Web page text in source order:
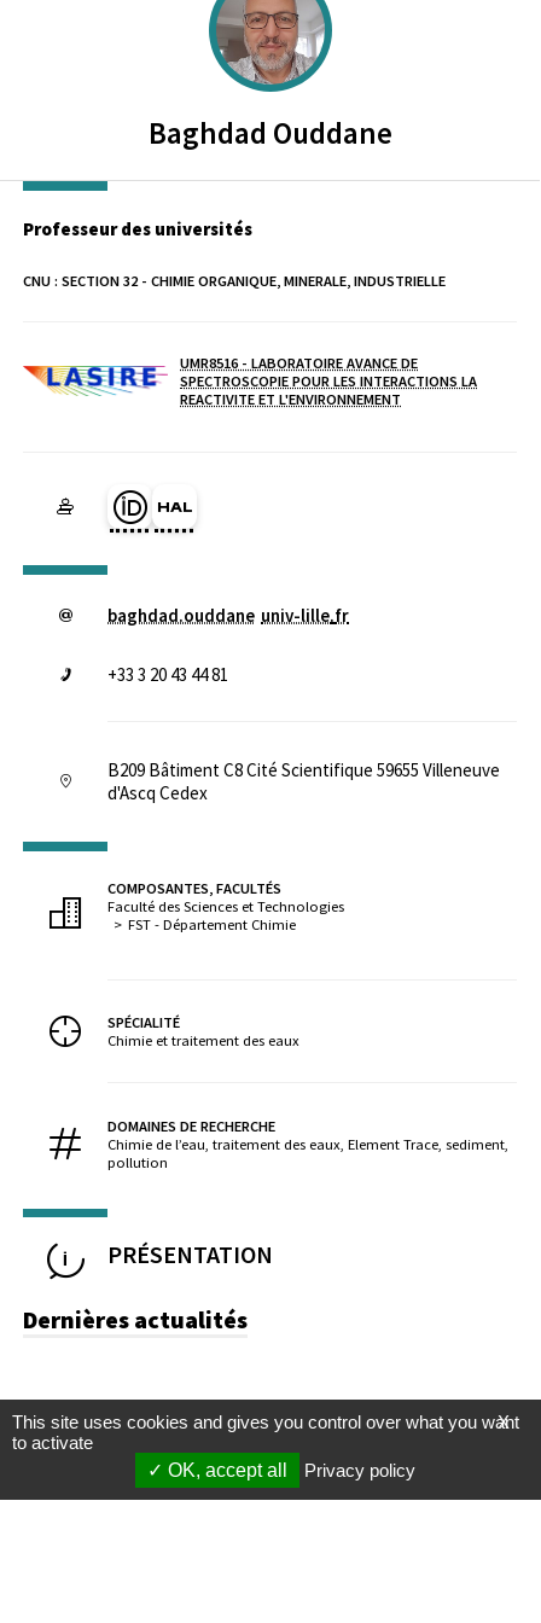
Baghdad Ouddane
Professeur des universités
CNU : SECTION 32 - CHIMIE ORGANIQUE, MINERALE, INDUSTRIELLE
Laboratoire / équipe
UMR8516 - LABORATOIRE AVANCE DE
SPECTROSCOPIE POUR LES INTERACTIONS LA
REACTIVITE ET L'ENVIRONNEMENT
Page Orcid du membre (Ouverture dans une nouvelle fenêtre)
HAL baghdad-ouddane (Ouverture dans une nouvelle
baghdad.ouddane univ-lille.fr
+33 3 20 43 44 81
B209 Bâtiment C8 Cité Scientifique 59655 Villeneuve
d'Ascq Cedex
COMPOSANTES, FACULTÉS
Faculté des Sciences et Technologies
FST - Département Chimie
SPÉCIALITÉ
Chimie et traitement des eaux
DOMAINES DE RECHERCHE
Chimie de l’eau, traitement des eaux, Element Trace, sediment,
pollution
PRÉSENTATION
Dernières actualités
X
This site uses cookies and gives you control over what you want
to activate
OK, accept all
Privacy policy